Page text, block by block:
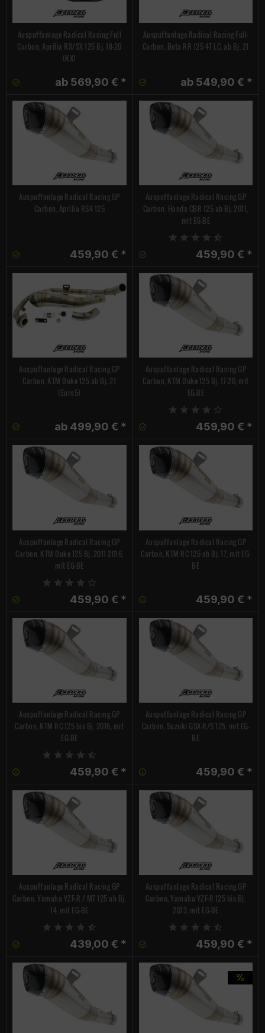
Auspuffanlage Radical Racing Full
Carbon, Aprilia RX/SX 125 Bj. 18-20
(KX)
ab 569,90 € *
Auspuffanlage Radical Racing Full-
Carbon, Beta RR 125 4T LC, ab Bj. 21
ab 549,90 € *
Auspuffanlage Radical Racing GP
Carbon, Aprilia RS4 125
459,90 € *
Auspuffanlage Radical Racing GP
Carbon, Honda CBR 125 ab Bj. 2011,
mit EG-BE
459,90 € *
Auspuffanlage Radical Racing GP
Carbon, KTM Duke 125 ab Bj. 21
(Euro5)
ab 499,90 € *
Auspuffanlage Radical Racing GP
Carbon, KTM Duke 125 Bj. 17-20, mit
EG-BE
459,90 € *
Auspuffanlage Radical Racing GP
Carbon, KTM Duke 125 Bj. 2011-2016,
mit EG-BE
459,90 € *
Auspuffanlage Radical Racing GP
Carbon, KTM RC 125 ab Bj. 17, mit EG-
BE
459,90 € *
Auspuffanlage Radical Racing GP
Carbon, KTM RC 125 bis Bj. 2016, mit
EG-BE
459,90 € *
Auspuffanlage Radical Racing GP
Carbon, Suzuki GSX-R/S 125, mit EG-
BE
459,90 € *
Auspuffanlage Radical Racing GP
Carbon, Yamaha YZF-R / MT 125 ab Bj.
14, mit EG-BE
439,00 € *
Auspuffanlage Radical Racing GP
Carbon, Yamaha YZF-R 125 bis Bj.
2013, mit EG-BE
459,90 € *